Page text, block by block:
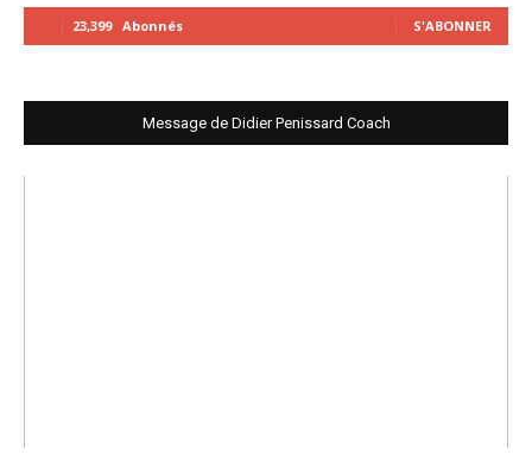
23,399 Abonnés S'ABONNER
Message de Didier Penissard Coach